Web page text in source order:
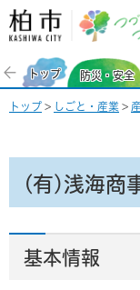
柏市 つづく
トップ 防災・安全
トップ > しごと・産業 >
(有)浅海商
基本情報